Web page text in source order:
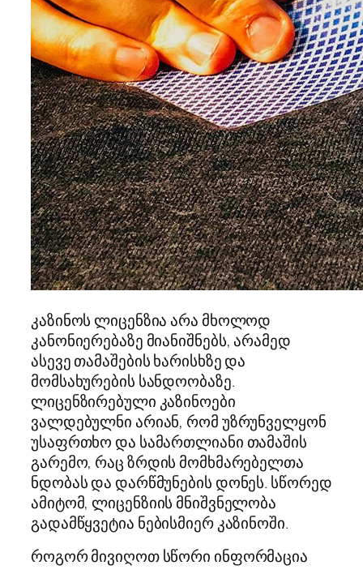
კაზინოს ლიცენზია არა მხოლოდ
კანონიერებაზე მიანიშნებს, არამედ
ასევე თამაშების ხარისხზე და
მომსახურების სანდოობაზე.
ლიცენზირებული კაზინოები
ვალდებულნი არიან, რომ უზრუნველყონ
უსაფრთხო და სამართლიანი თამაშის
გარემო, რაც ზრდის მომხმარებელთა
ნდობას და დარწმუნების დონეს. სწორედ
ამიტომ, ლიცენზიის მნიშვნელობა
გადამწყვეტია ნებისმიერ კაზინოში.
როგორ მივიღოთ სწორი ინფორმაცია